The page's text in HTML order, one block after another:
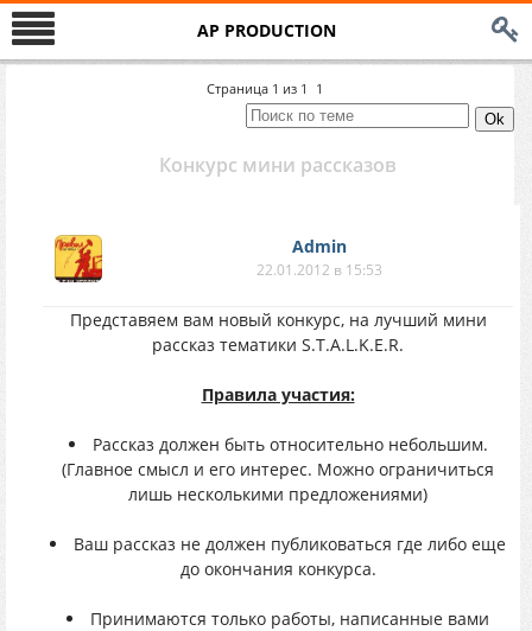
AP PRODUCTION
Страница 1 из 1 1
Конкурс мини рассказов
Аdmin
22.01.2012 в 15:53
Представяем вам новый конкурс, на лучший мини
рассказ тематики S.T.A.L.K.E.R.
Правила участия:
Рассказ должен быть относительно небольшим.
(Главное смысл и его интерес. Можно ограничиться
лишь несколькими предложениями)
Ваш рассказ не должен публиковаться где либо еще
до окончания конкурса.
Принимаются только работы, написанные вами